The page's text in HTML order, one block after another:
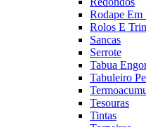
Rodape Em
Rolos E
Sancas
Serrote
Tabua
Tabuleiro
Tesouras
Tintas